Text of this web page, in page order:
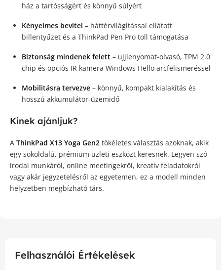
ház a tartósságért és könnyű súlyért
Kényelmes bevitel – háttérvilágítással ellátott
billentyűzet és a ThinkPad Pen Pro toll támogatása
Biztonság mindenek felett – ujjlenyomat-olvasó, TPM 2.0
chip és opciós IR kamera Windows Hello arcfelismeréssel
Mobilitásra tervezve – könnyű, kompakt kialakítás és
hosszú akkumulátor-üzemidő
Kinek ajánljuk?
A ThinkPad X13 Yoga Gen2 tökéletes választás azoknak, akik
egy sokoldalú, prémium üzleti eszközt keresnek. Legyen szó
irodai munkáról, online meetingekről, kreatív feladatokról
vagy akár jegyzetelésről az egyetemen, ez a modell minden
helyzetben megbízható társ.
Felhasználói Értékelések